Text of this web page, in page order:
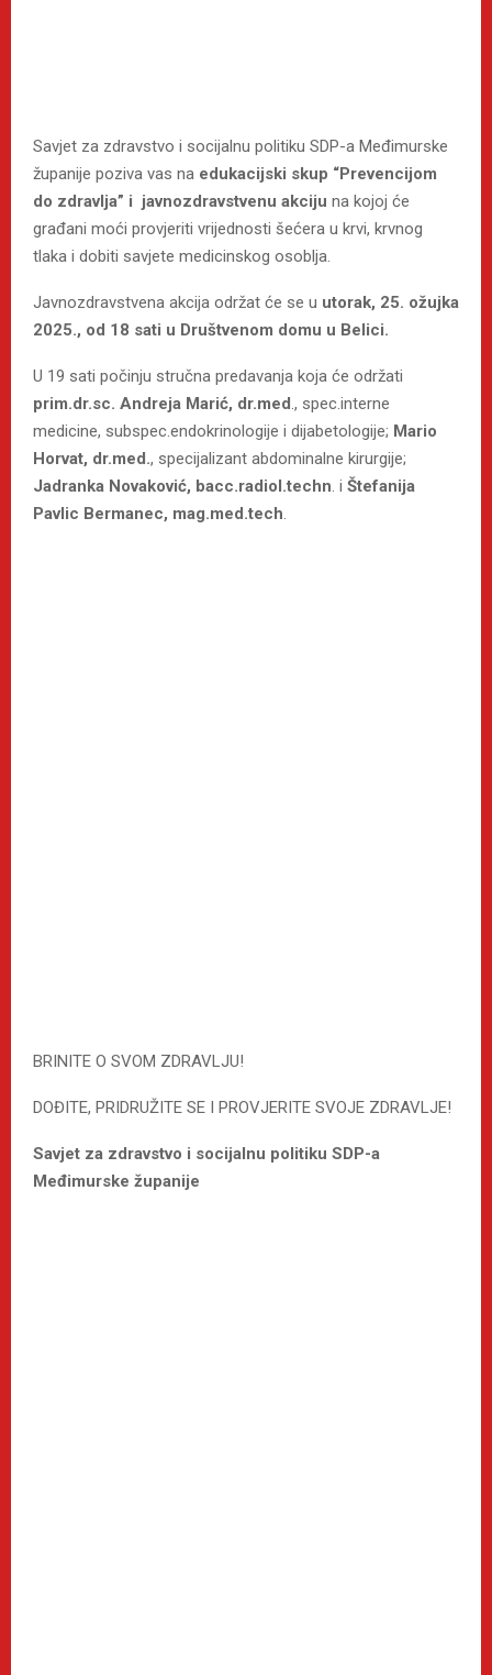
Savjet za zdravstvo i socijalnu politiku SDP-a Međimurske
županije poziva vas na edukacijski skup “Prevencijom
do zdravlja” i javnozdravstvenu akciju na kojoj će
građani moći provjeriti vrijednosti šećera u krvi, krvnog
tlaka i dobiti savjete medicinskog osoblja.
Javnozdravstvena akcija održat će se u utorak, 25. ožujka
2025., od 18 sati u Društvenom domu u Belici.
U 19 sati počinju stručna predavanja koja će održati
prim.dr.sc. Andreja Marić, dr.med ., spec.interne
medicine, subspec.endokrinologije i dijabetologije; Mario
Horvat, dr.med., specijalizant abdominalne kirurgije;
Jadranka Novaković, bacc.radiol.techn . i Štefanija
Pavlic Bermanec, mag.med.tech
BRINITE O SVOM ZDRAVLJU!
DOĐITE, PRIDRUŽITE SE I PROVJERITE SVOJE ZDRAVLJE!
Savjet za zdravstvo i socijalnu politiku SDP-a
Međimurske županije